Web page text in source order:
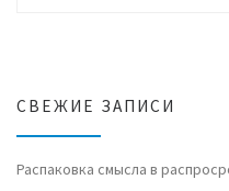
СВЕЖИЕ ЗАПИСИ
Распаковка смысла в